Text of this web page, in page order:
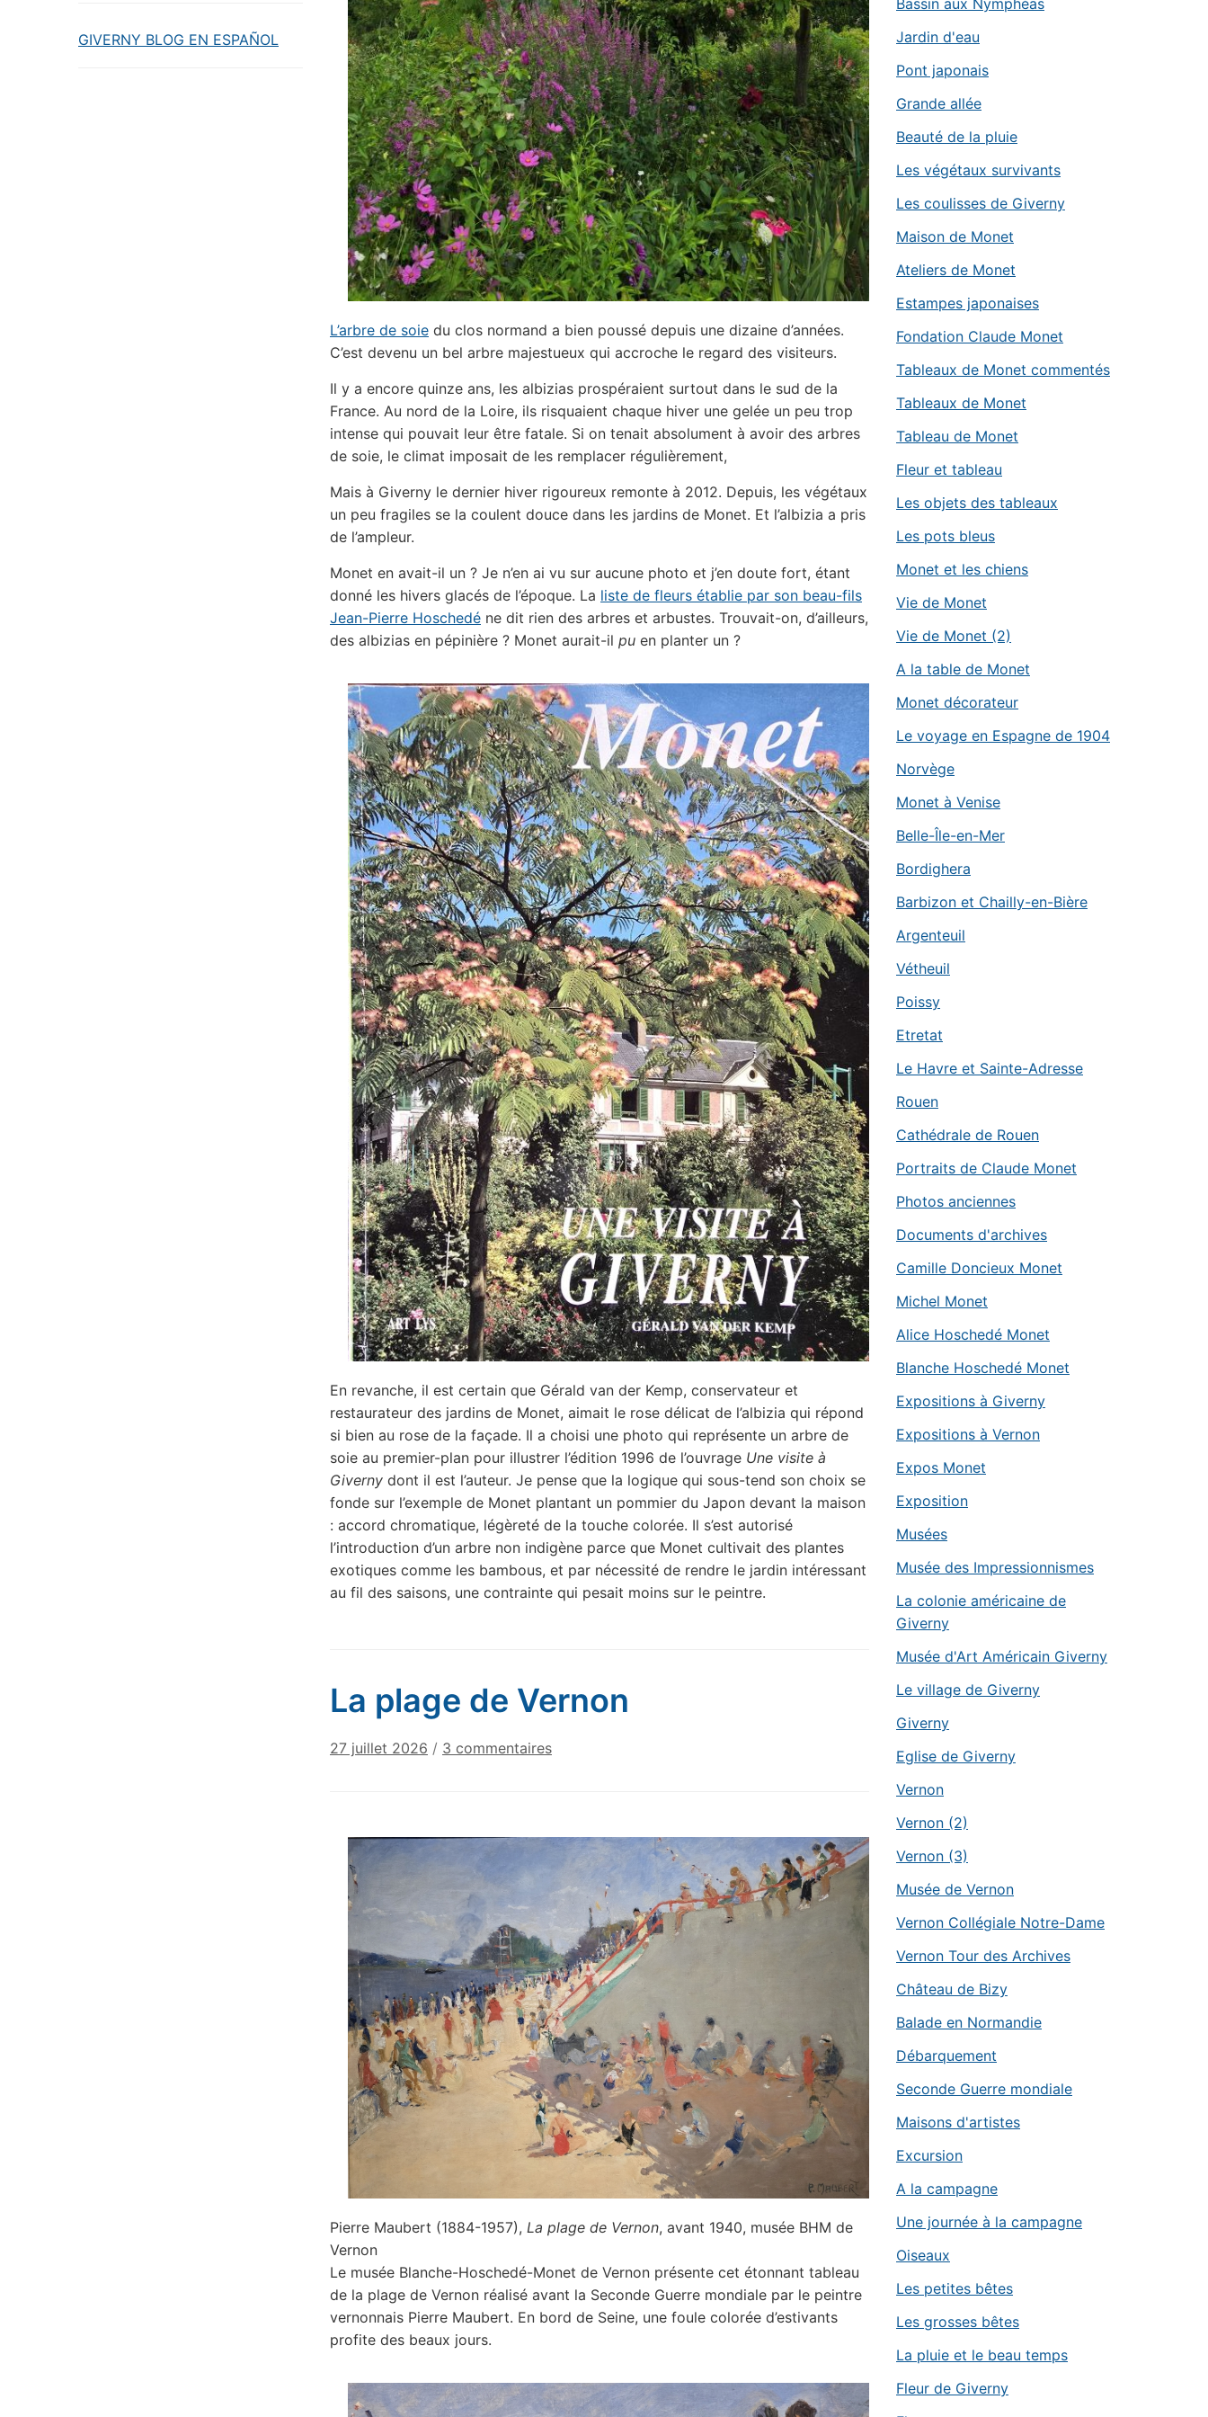
GIVERNY BLOG EN ESPAÑOL
L’arbre de soie du clos normand a bien poussé depuis une dizaine d’années.
C’est devenu un bel arbre majestueux qui accroche le regard des visiteurs.
Il y a encore quinze ans, les albizias prospéraient surtout dans le sud de la
France. Au nord de la Loire, ils risquaient chaque hiver une gelée un peu trop
intense qui pouvait leur être fatale. Si on tenait absolument à avoir des arbres
de soie, le climat imposait de les remplacer régulièrement,
Mais à Giverny le dernier hiver rigoureux remonte à 2012. Depuis, les végétaux
un peu fragiles se la coulent douce dans les jardins de Monet. Et l’albizia a pris
de l’ampleur.
Monet en avait-il un ? Je n’en ai vu sur aucune photo et j’en doute fort, étant
donné les hivers glacés de l’époque. La liste de fleurs établie par son beau-fils
Jean-Pierre Hoschedé ne dit rien des arbres et arbustes. Trouvait-on, d’ailleurs,
des albizias en pépinière ? Monet aurait-il pu en planter un ?
En revanche, il est certain que Gérald van der Kemp, conservateur et
restaurateur des jardins de Monet, aimait le rose délicat de l’albizia qui répond
si bien au rose de la façade. Il a choisi une photo qui représente un arbre de
soie au premier-plan pour illustrer l’édition 1996 de l’ouvrage Une visite à
Giverny dont il est l’auteur. Je pense que la logique qui sous-tend son choix se
fonde sur l’exemple de Monet plantant un pommier du Japon devant la maison
: accord chromatique, légèreté de la touche colorée. Il s’est autorisé
l’introduction d’un arbre non indigène parce que Monet cultivait des plantes
exotiques comme les bambous, et par nécessité de rendre le jardin intéressant
au fil des saisons, une contrainte qui pesait moins sur le peintre.
La plage de Vernon
27 juillet 2026 / 3 commentairessur
Vernon
Pierre Maubert (1884-1957), La plage de Vernon, avant 1940, musée BHM de
Vernon
Le musée Blanche-Hoschedé-Monet de Vernon présente cet étonnant tableau
de la plage de Vernon réalisé avant la Seconde Guerre mondiale par le peintre
vernonnais Pierre Maubert. En bord de Seine, une foule colorée d’estivants
profite des beaux jours.
Bassin aux Nymphéas
Jardin d'eau
Pont japonais
Grande allée
Beauté de la pluie
Les végétaux survivants
Les coulisses de Giverny
Maison de Monet
Ateliers de Monet
Estampes japonaises
Fondation Claude Monet
Tableaux de Monet commentés
Tableaux de Monet
Tableau de Monet
Fleur et tableau
Les objets des tableaux
Les pots bleus
Monet et les chiens
Vie de Monet
Vie de Monet (2)
A la table de Monet
Monet décorateur
Le voyage en Espagne de 1904
Norvège
Monet à Venise
Belle-Île-en-Mer
Bordighera
Barbizon et Chailly-en-Bière
Argenteuil
Vétheuil
Poissy
Etretat
Le Havre et Sainte-Adresse
Rouen
Cathédrale de Rouen
Portraits de Claude Monet
Photos anciennes
Documents d'archives
Camille Doncieux Monet
Michel Monet
Alice Hoschedé Monet
Blanche Hoschedé Monet
Expositions à Giverny
Expositions à Vernon
Expos Monet
Exposition
Musées
Musée des Impressionnismes
La colonie américaine de
Giverny
Musée d'Art Américain Giverny
Le village de Giverny
Giverny
Eglise de Giverny
Vernon
Vernon (2)
Vernon (3)
Musée de Vernon
Vernon Collégiale Notre-Dame
Vernon Tour des Archives
Château de Bizy
Balade en Normandie
Débarquement
Seconde Guerre mondiale
Maisons d'artistes
Excursion
A la campagne
Une journée à la campagne
Oiseaux
Les petites bêtes
Les grosses bêtes
La pluie et le beau temps
Fleur de Giverny